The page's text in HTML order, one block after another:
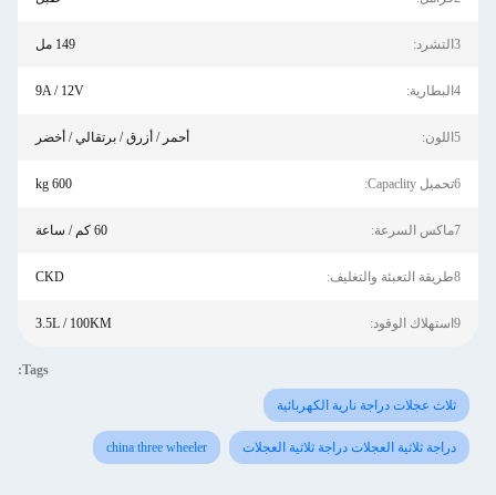
3التشرد: 149 مل
4البطارية: 9A / 12V
5اللون: أحمر / أزرق / برتقالي / أخضر
6تحميل Capaclity: 600 kg
7ماكس السرعة: 60 كم / ساعة
8طريقة التعبئة والتغليف: CKD
9استهلاك الوقود: 3.5L / 100KM
Tags:
ثلاث عجلات دراجة نارية الكهربائية
دراجة ثلاثية العجلات دراجة ثلاثية العجلات china three wheeler